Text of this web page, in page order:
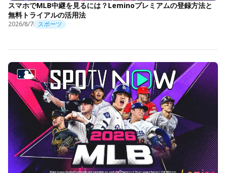
スマホでMLB中継を見るには？Leminoプレミアムの登録方法と
無料トライアルの活用法
2026/8/7 スポーツ